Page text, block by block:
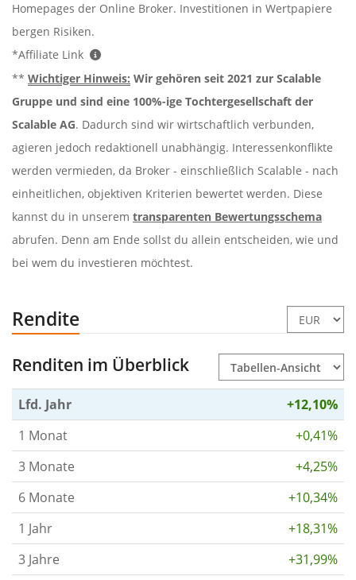
Homepages der Online Broker. Investitionen in Wertpapiere
bergen Risiken.
*Affiliate Link
** Wichtiger Hinweis: Wir gehören seit 2021 zur Scalable
Gruppe und sind eine 100%-ige Tochtergesellschaft der
Scalable AG. Dadurch sind wir wirtschaftlich verbunden,
agieren jedoch redaktionell unabhängig. Interessenkonflikte
werden vermieden, da Broker - einschließlich Scalable - nach
einheitlichen, objektiven Kriterien bewertet werden. Diese
kannst du in unserem transparenten Bewertungsschema
abrufen. Denn am Ende sollst du allein entscheiden, wie und
bei wem du investieren möchtest.
Rendite
Renditen im Überblick
Lfd. Jahr
+12,10%
1 Monat
+0,41%
3 Monate
+4,25%
6 Monate
+10,34%
1 Jahr
+18,31%
3 Jahre
+31,99%